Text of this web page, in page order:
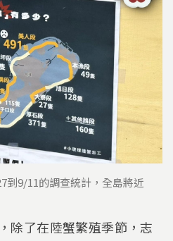
到9/11的調查統計，全島將近
除了在陸蟹繁殖季節，志